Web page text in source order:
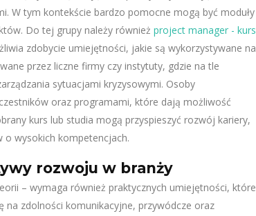
W tym kontekście bardzo pomocne mogą być moduły
Do tej grupy należy również project manager - kurs
zdobycie umiejętności, jakie są wykorzystywane na
przez liczne firmy czy instytuty, gdzie na tle
sytuacjami kryzysowymi. Osoby
oraz programami, które dają możliwość
kurs lub studia mogą przyspieszyć rozwój kariery,
o wysokich kompetencjach.
rozwoju w branży
– wymaga również praktycznych umiejętności, które
zdolności komunikacyjne, przywódcze oraz